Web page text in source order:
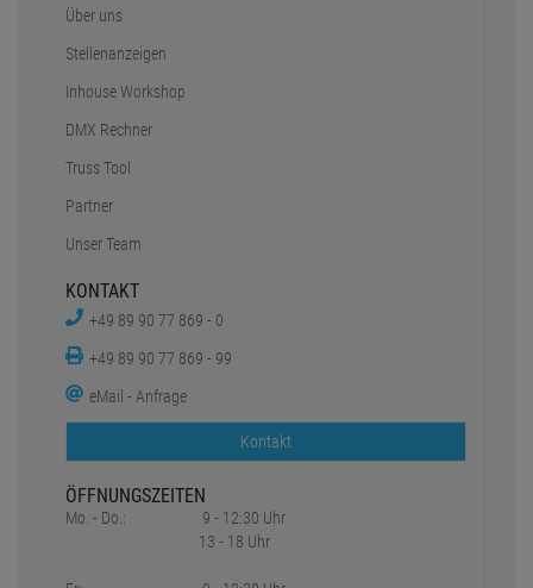
Über uns
Stellenanzeigen
Inhouse Workshop
DMX Rechner
Truss Tool
Partner
Unser Team
KONTAKT
+49 89 90 77 869 - 0
+49 89 90 77 869 - 99
eMail - Anfrage
Kontakt
ÖFFNUNGSZEITEN
Mo. - Do.:
9 - 12:30 Uhr
13 - 18 Uhr